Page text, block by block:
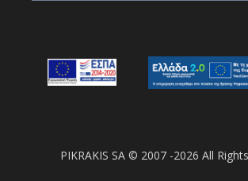
PIKRAKIS SA © 2007 -2026 All